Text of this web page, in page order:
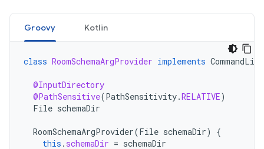
Groovy Kotlin
class RoomSchemaArgProvider implements
@InputDirectory
@PathSensitive(PathSensitivity.RELATIVE)
File schemaDir
RoomSchemaArgProvider(File schemaDir)
{
this . schemaDir = schemaDir